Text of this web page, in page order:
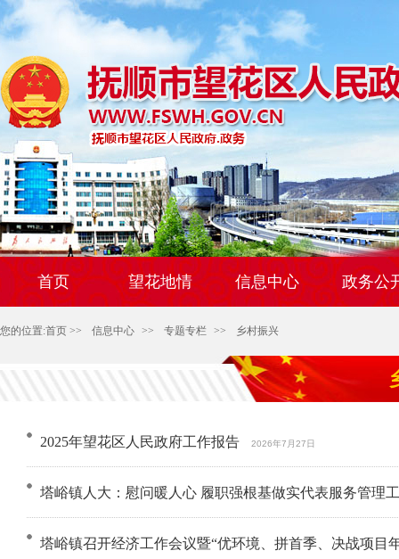
首页 望花地情 信息中心 政务公
您的位置:首页 >> 信息中心 >> 专题专栏 >> 乡村振兴
2025年望花区人民政府工作报告 2026年7月27日
塔峪镇人大：慰问暖人心 履职强根基做实代表服务管理
塔峪镇召开经济工作会议暨“优环境、拼首季、决战项目